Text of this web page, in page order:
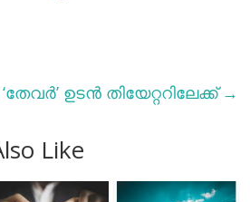
ഉടന്‍ തിയേറ്ററിലേക്ക്→
Like